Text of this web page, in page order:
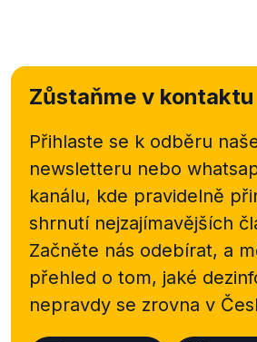
Zůstaňme v kontaktu
Přihlaste se k odběru
newsletteru nebo
kanálu, kde pravidelně
shrnutí nejzajímavějších
Začněte nás odebírat, a
přehled o tom, jaké
nepravdy se zrovna v